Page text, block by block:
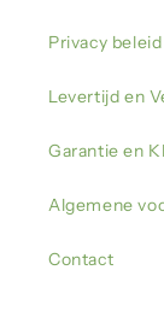
Privacy beleid
Levertijd en
Garantie en
Algemene
Contact